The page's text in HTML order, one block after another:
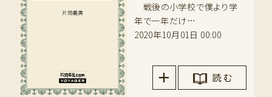
戦後の小学校で僕より学
年で一年だけ…
2020年10月01日 00:00
読 む